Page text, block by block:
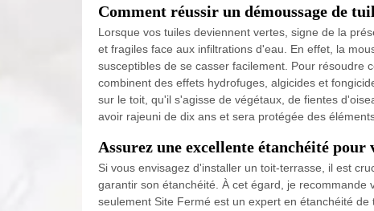
Comment réussir un démoussage de
Lorsque vos tuiles deviennent vertes, signe de la
et fragiles face aux infiltrations d'eau. En effet, la
susceptibles de se casser facilement. Pour résoudre
combinent des effets hydrofuges, algicides et
sur le toit, qu'il s'agisse de végétaux, de fientes
avoir rajeuni de dix ans et sera protégée des
Assurez une excellente étanchéité
Si vous envisagez d'installer un toit-terrasse, il est
garantir son étanchéité. À cet égard, je
seulement Site Fermé est un expert en étanchéité